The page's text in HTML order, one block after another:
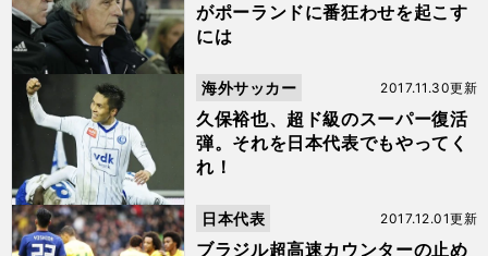
がポーランドに番狂わせを起こす
には
久保裕也、超ド級のスーパー復活
弾。それを日本代表でもやってく
れ！
2017.11.30更新
海外サッカー
ブラジル超高速カウンターの止め
2017.12.01更新
日本代表